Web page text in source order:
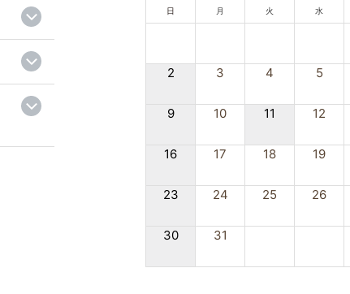
日 月 火 水
2 3 4 5
9 10 11 12
16 17 18 19
23 24 25 26
30 31